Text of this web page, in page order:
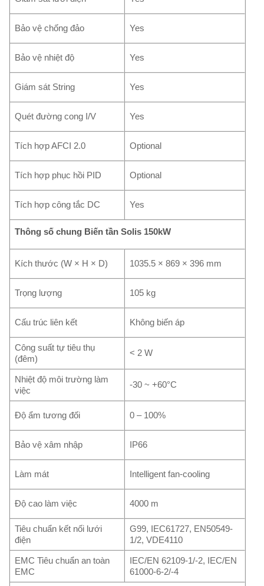
Bảo vệ chống đảo Yes
Bảo vệ nhiệt độ Yes
Giám sát String Yes
Quét đường cong I/V Yes
Tích hợp AFCI 2.0 Optional
Tích hợp phục hồi PID Optional
Tích hợp công tắc DC Yes
Thông số chung Biến tần Solis 150kW
Kích thước (W × H × D) 1035.5 × 869 × 396 mm
Trọng lượng 105 kg
Cấu trúc liên kết Không biến áp
Công suất tự tiêu thụ
(đêm)
< 2 W
Nhiệt độ môi trường làm
việc
-30 ~ +60°C
Độ ẩm tương đối 0 – 100%
Bảo vệ xâm nhập IP66
Làm mát Intelligent fan-cooling
Độ cao làm việc 4000 m
Tiêu chuẩn kết nối lưới
điện
G99, IEC61727, EN50549-
1/2, VDE4110
EMC Tiêu chuẩn an toàn
EMC
IEC/EN 62109-1/-2, IEC/EN
61000-6-2/-4